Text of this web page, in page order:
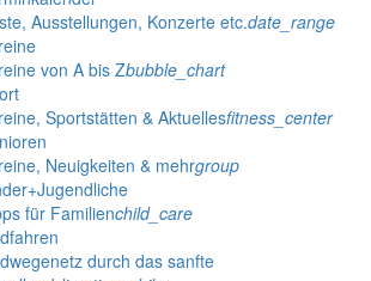
Ausstellungen, Konzerte etc.date_range
von A bis Zbubble_chart
Sportstätten & Aktuellesfitness_center
Neuigkeiten & mehrgroup
für Familienchild_care
durch das sanfte